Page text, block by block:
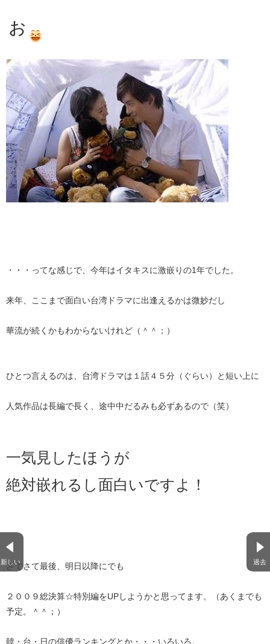
ぉ
・・・ってな感じで、今年はイタキスに激嵌りの1年でした。
来年、ここまで面白い台湾ドラマに出逢えるかは微妙だし
華流が続くかもわからないけれど（＾＾；）
ひとつ言えるのは、台湾ドラマは１話４５分（ぐらい）と短い上に
人気作品は長編で長く、途中中だるみも必ずあるので（笑）
一気見したほうが
絶対嵌れるし面白いですよ！
さてさて最後、明日以降にでも
２００９総決算☆特別編をUPしようかと思ってます。（あくまでも
予定。＾＾；）
韓・台・日の俳優ランキングとか・・・いろいろ。
新しい 過去